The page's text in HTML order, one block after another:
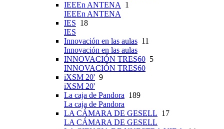
IEEEn ANTENA
1
IEEEn ANTENA
IES 18
IES
Innovación en las aulas 11
Innovación en las aulas
INNOVACIÓN TRES60 5
INNOVACIÓN TRES60
iXSM 20' 9
iXSM 20'
La caja de Pandora 189
La caja de Pandora
LA CÁMARA DE GESELL 17
LA CÁMARA DE GESELL